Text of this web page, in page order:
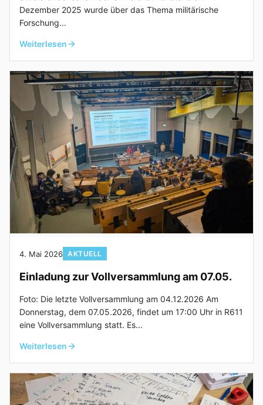
Dezember 2025 wurde über das Thema militärische
Forschung...
Weiterlesen
4. Mai 2026 AKTUELL
Einladung zur Vollversammlung am 07.05.
Foto: Die letzte Vollversammlung am 04.12.2026 Am
Donnerstag, dem 07.05.2026, findet um 17:00 Uhr in R611
eine Vollversammlung statt. Es...
Weiterlesen